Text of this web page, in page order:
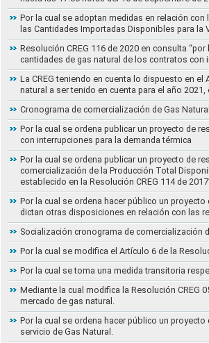
Por la cual se adoptan medidas en relación
las Cantidades Importadas Disponibles para la
Resolución CREG 116 de 2020 en consulta
cantidades de gas natural de los contratos con
La CREG teniendo en cuenta lo dispuesto en
natural a ser tenido en cuenta para el año 2021,
Cronograma de comercialización de Gas
Por la cual se ordena publicar un proyecto de
con interrupciones para la demanda térmica
Por la cual se ordena publicar un proyecto de
comercialización de la Producción Total
establecido en la Resolución CREG 114 de
Por la cual se ordena hacer público un
dictan otras disposiciones en relación con las
Socialización cronograma de comercialización
Por la cual se modifica el Artículo 6 de la
Por la cual se toma una medida transitoria
Mediante la cual modifica la Resolución CREG
mercado de gas natural.
Por la cual se ordena hacer público un
servicio de Gas Natural.